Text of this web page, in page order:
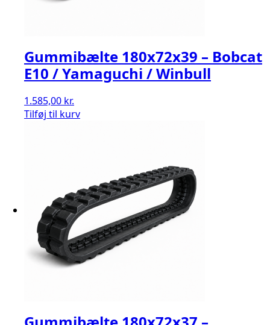
Gummibælte 180x72x39 – Bobcat
E10 / Yamaguchi / Winbull
1.585,00 kr.
Tilføj til kurv